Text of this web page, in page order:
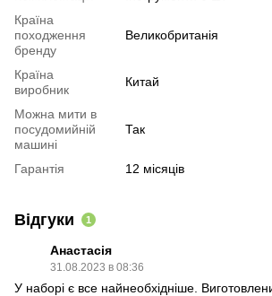
Країна
походження
бренду
Великобританія
Країна
виробник
Китай
Можна мити в
посудомийній
машині
Так
Гарантія 12 місяців
Відгуки 1
Анастасія
31.08.2023 в 08:36
У наборі є все найнеобхідніше.